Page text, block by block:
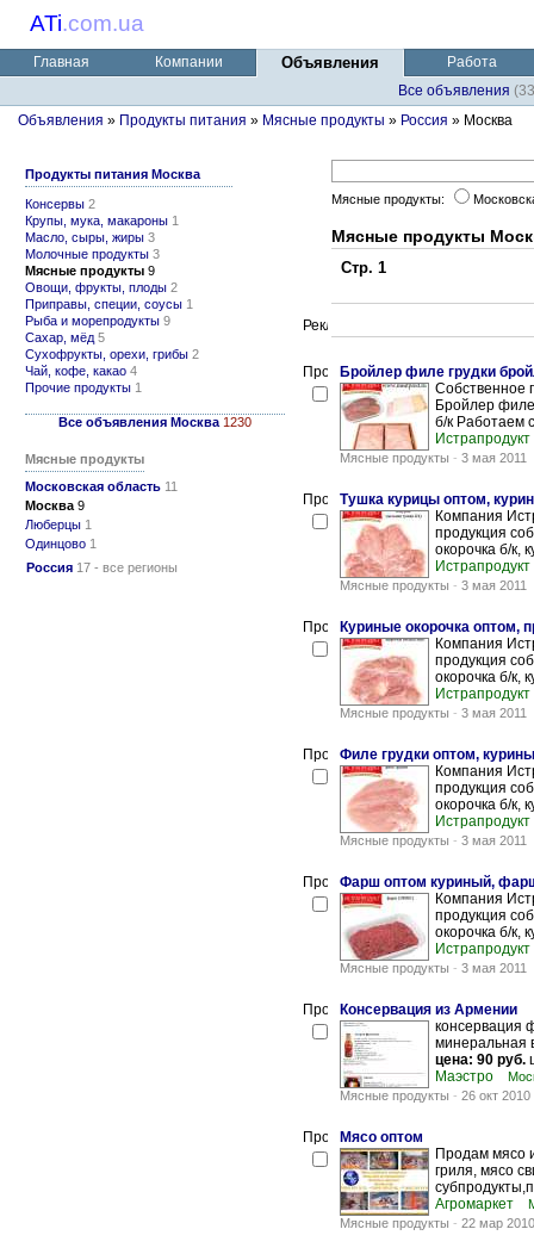
ATi.com.ua
Главная Компании Объявления
Работа
Все объявления
Объявления » Продукты питания » Мясные продукты » Россия » Москва
Продукты питания Москва
Консервы 2
Крупы, мука, макароны 1
Масло, сыры, жиры 3
Молочные продукты 3
Мясные продукты 9
Овощи, фрукты, плоды 2
Приправы, специи, соусы 1
Рыба и морепродукты 9
Сахар, мёд 5
Сухофрукты, орехи, грибы 2
Чай, кофе, какао 4
Прочие продукты 1
Все объявления Москва 1230
Мясные продукты
Московская область 11
Москва 9
Люберцы 1
Одинцово 1
Россия 17 - все регионы
Мясные продукты:
Мясные продукты
Стр. 1
Бройлер филе грудки
Собственное
Бройлер
б/к Работаем
Истрапродукт
Мясные продукты - 3 мая 2011
Тушка курицы оптом,
Компания
продукция
окорочка б/к,
Истрапродукт
Мясные продукты - 3 мая 2011
Куриные окорочка оптом,
Компания
продукция
окорочка б/к,
Истрапродукт
Мясные продукты - 3 мая 2011
Филе грудки оптом,
Компания
продукция
окорочка б/к,
Истрапродукт
Мясные продукты - 3 мая 2011
Фарш оптом куриный,
Компания
продукция
окорочка б/к,
Истрапродукт
Мясные продукты - 3 мая 2011
Консервация из Армении
консервация
минеральная
цена: 90 руб.
Маэстро
Мясные продукты - 26 окт 2010
Мясо оптом
Продам мясо
гриля, мясо
Агромаркет
Мясные продукты - 22 мар 2010